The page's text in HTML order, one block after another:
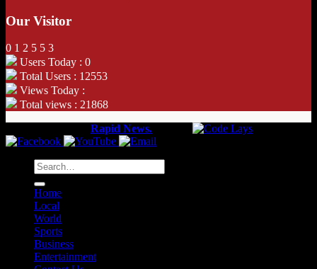
Our Visitor
0 1 2 5 5 3
Users Today : 0
Total Users : 12553
Views Today :
Total views : 21868
Rapid News.
Home
Local
World
Sports
Business
Entertainment